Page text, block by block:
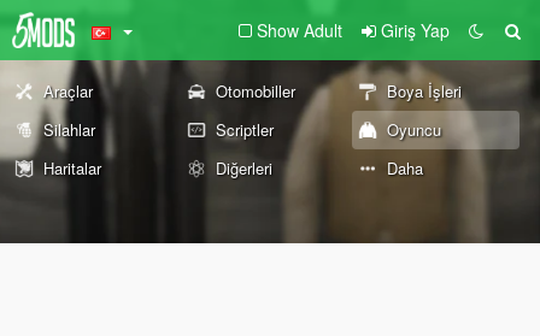
Show Adult Giriş Yap
Araçlar Otomobiller
Boya İşleri
Silahlar
Scriptler
Oyuncu
Haritalar
Diğerleri Daha